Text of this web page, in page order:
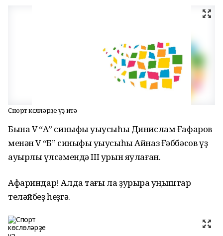
Спорт көслөләрҙе үҙ итә
Бына V “А” синыфы уҡыусыһы Динислам Ғафаров
менән V “Б” синыфы уҡыусыһы Айназ Ғәббәсов үҙ
ауырлыҡ үлсәмендә III урын яулаған.
Афариндар! Алда тағы ла ҙурыраҡ уңыштар
теләйбеҙ һеҙгә.